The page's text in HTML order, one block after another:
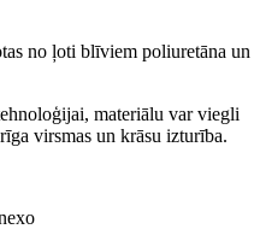
no ļoti blīviem poliuretāna un
materiālu var viegli
virsmas un krāsu izturība.